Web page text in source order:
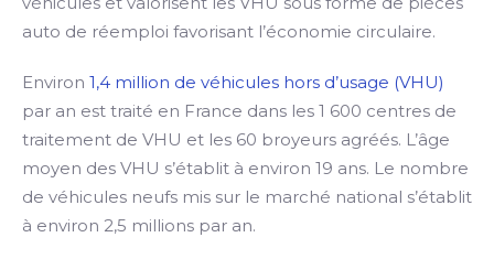
auto de réemploi favorisant l’économie circulaire.
Environ 1,4 million de véhicules hors d’usage (VHU)
par an est traité en France dans les 1 600 centres de
traitement de VHU et les 60 broyeurs agréés. L’âge
moyen des VHU s’établit à environ 19 ans. Le nombre
de véhicules neufs mis sur le marché national s’établit
à environ 2,5 millions par an.